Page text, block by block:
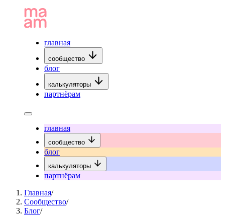
главная
сообщество
блог
калькуляторы
партнёрам
главная
сообщество
блог
калькуляторы
партнёрам
Главная/
Сообщество/
Блог/